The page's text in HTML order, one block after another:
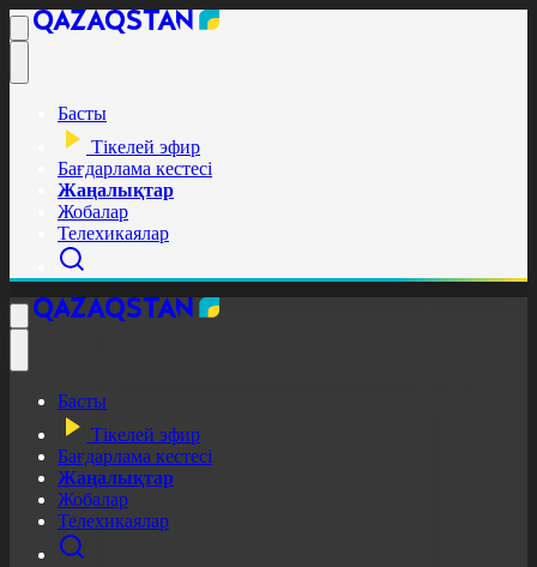
Басты
Тікелей эфир
Бағдарлама кестесі
Жаңалықтар
Жобалар
Телехикаялар
Басты
Тікелей эфир
Бағдарлама кестесі
Жаңалықтар
Жобалар
Телехикаялар